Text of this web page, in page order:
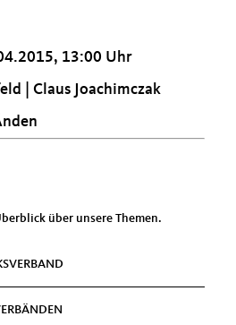
13:00 Uhr
| Claus Joachimczak
über unsere Themen.